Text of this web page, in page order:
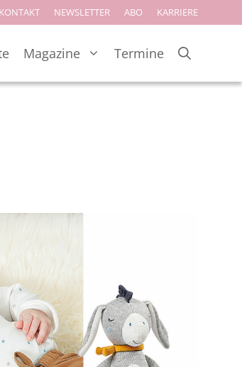
KONTAKT NEWSLETTER ABO KARRIERE
Magazine Termine